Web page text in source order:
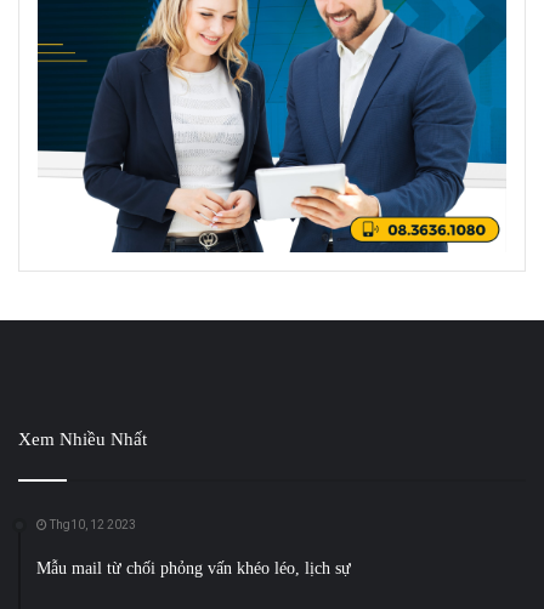
Xem Nhiều Nhất
Thg10, 12 2023
Mẫu mail từ chối phỏng vấn khéo léo, lịch sự